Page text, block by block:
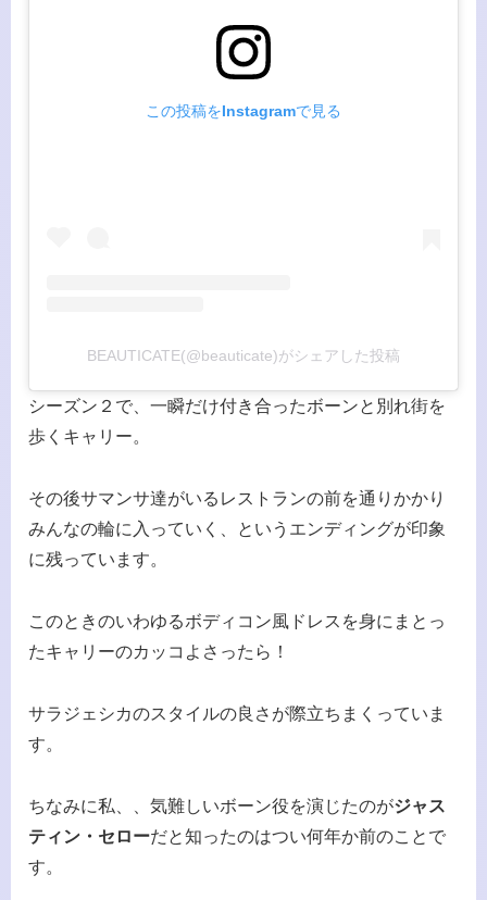
この投稿をInstagramで見る
BEAUTICATE(@beauticate)がシェアした投稿
シーズン２で、一瞬だけ付き合ったボーンと別れ街を
歩くキャリー。
その後サマンサ達がいるレストランの前を通りかかり
みんなの輪に入っていく、というエンディングが印象
に残っています。
このときのいわゆるボディコン風ドレスを身にまとっ
たキャリーのカッコよさったら！
サラジェシカのスタイルの良さが際立ちまくっていま
す。
ちなみに私、、気難しいボーン役を演じたのがジャス
ティン・セローだと知ったのはつい何年か前のことで
す。